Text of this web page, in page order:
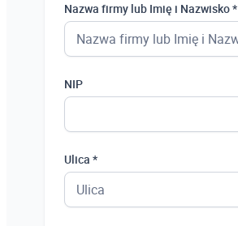
Nazwa firmy lub Imię i Nazwisko *
NIP
Ulica *